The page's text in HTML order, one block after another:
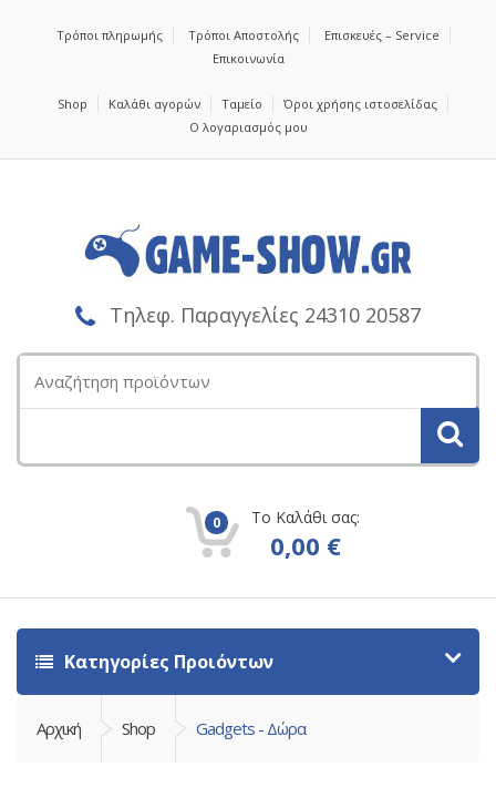
Τρόποι πληρωμής Τρόποι Αποστολής
Επισκευές – Service
Επικοινωνία
Shop Καλάθι αγορών Ταμείο
Όροι χρήσης ιστοσελίδας
Ο λογαριασμός μου
Τηλεφ. Παραγγελίες 24310 20587
για:
0 Το Καλάθι σας:
0,00 €
Κατηγορίες Προιόντων
Αρχική Shop Gadgets - Δώρα